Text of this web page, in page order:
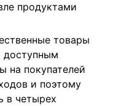
продуктами
товары
доступным
на покупателей
и поэтому
в четырех